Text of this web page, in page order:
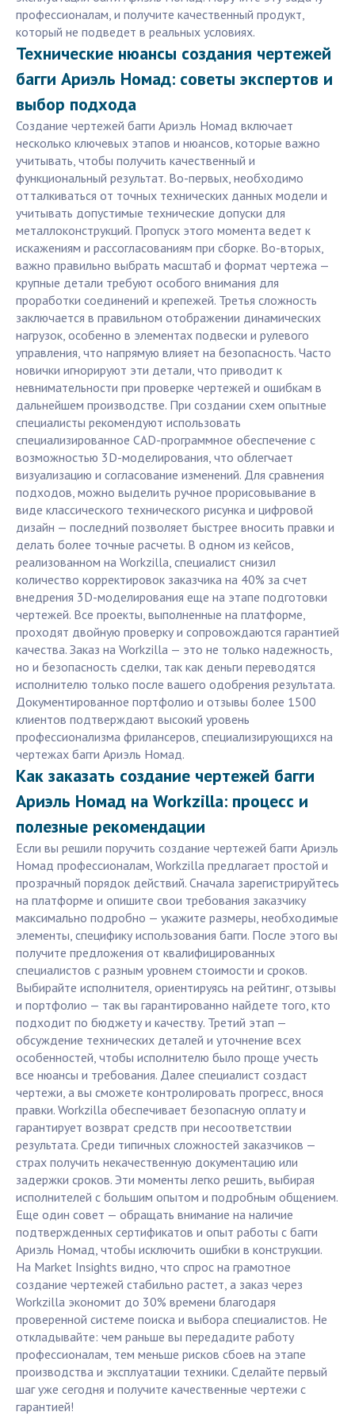
профессионалам, и получите качественный продукт,
который не подведет в реальных условиях.
Технические нюансы создания чертежей
багги Ариэль Номад: советы экспертов и
выбор подхода
Создание чертежей багги Ариэль Номад включает
несколько ключевых этапов и нюансов, которые важно
учитывать, чтобы получить качественный и
функциональный результат. Во-первых, необходимо
отталкиваться от точных технических данных модели и
учитывать допустимые технические допуски для
металлоконструкций. Пропуск этого момента ведет к
искажениям и рассогласованиям при сборке. Во-вторых,
важно правильно выбрать масштаб и формат чертежа —
крупные детали требуют особого внимания для
проработки соединений и крепежей. Третья сложность
заключается в правильном отображении динамических
нагрузок, особенно в элементах подвески и рулевого
управления, что напрямую влияет на безопасность. Часто
новички игнорируют эти детали, что приводит к
невнимательности при проверке чертежей и ошибкам в
дальнейшем производстве. При создании схем опытные
специалисты рекомендуют использовать
специализированное CAD-программное обеспечение с
возможностью 3D-моделирования, что облегчает
визуализацию и согласование изменений. Для сравнения
подходов, можно выделить ручное прорисовывание в
виде классического технического рисунка и цифровой
дизайн — последний позволяет быстрее вносить правки и
делать более точные расчеты. В одном из кейсов,
реализованном на Workzilla, специалист снизил
количество корректировок заказчика на 40% за счет
внедрения 3D-моделирования еще на этапе подготовки
чертежей. Все проекты, выполненные на платформе,
проходят двойную проверку и сопровождаются гарантией
качества. Заказ на Workzilla — это не только надежность,
но и безопасность сделки, так как деньги переводятся
исполнителю только после вашего одобрения результата.
Документированное портфолио и отзывы более 1500
клиентов подтверждают высокий уровень
профессионализма фрилансеров, специализирующихся на
чертежах багги Ариэль Номад.
Как заказать создание чертежей багги
Ариэль Номад на Workzilla: процесс и
полезные рекомендации
Если вы решили поручить создание чертежей багги Ариэль
Номад профессионалам, Workzilla предлагает простой и
прозрачный порядок действий. Сначала зарегистрируйтесь
на платформе и опишите свои требования заказчику
максимально подробно — укажите размеры, необходимые
элементы, специфику использования багги. После этого вы
получите предложения от квалифицированных
специалистов с разным уровнем стоимости и сроков.
Выбирайте исполнителя, ориентируясь на рейтинг, отзывы
и портфолио — так вы гарантированно найдете того, кто
подходит по бюджету и качеству. Третий этап —
обсуждение технических деталей и уточнение всех
особенностей, чтобы исполнителю было проще учесть
все нюансы и требования. Далее специалист создаст
чертежи, а вы сможете контролировать прогресс, внося
правки. Workzilla обеспечивает безопасную оплату и
гарантирует возврат средств при несоответствии
результата. Среди типичных сложностей заказчиков —
страх получить некачественную документацию или
задержки сроков. Эти моменты легко решить, выбирая
исполнителей с большим опытом и подробным общением.
Еще один совет — обращать внимание на наличие
подтвержденных сертификатов и опыт работы с багги
Ариэль Номад, чтобы исключить ошибки в конструкции.
На Market Insights видно, что спрос на грамотное
создание чертежей стабильно растет, а заказ через
Workzilla экономит до 30% времени благодаря
проверенной системе поиска и выбора специалистов. Не
откладывайте: чем раньше вы передадите работу
профессионалам, тем меньше рисков сбоев на этапе
производства и эксплуатации техники. Сделайте первый
шаг уже сегодня и получите качественные чертежи с
гарантией!